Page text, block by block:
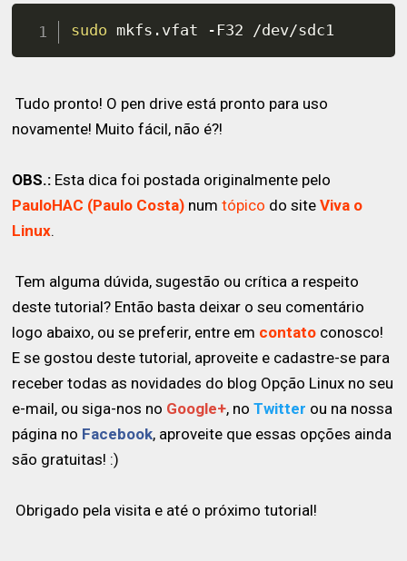
sudo mkfs.vfat -F32 /dev/sdc1
Tudo pronto! O pen drive está pronto para uso
novamente! Muito fácil, não é?!
OBS.: Esta dica foi postada originalmente pelo
PauloHAC (Paulo Costa) numtópico do siteViva o
Linux.
Tem alguma dúvida, sugestão ou crítica a respeito
deste tutorial? Então basta deixar o seu comentário
logo abaixo, ou se preferir, entre em contato conosco!
E se gostou deste tutorial, aproveite e cadastre-se para
receber todas as novidades do blog Opção Linux no seu
e-mail, ou siga-nos no Google+, noTwitter ou na nossa
página no Facebook, aproveite que essas opções ainda
são gratuitas! :)
Obrigado pela visita e até o próximo tutorial!